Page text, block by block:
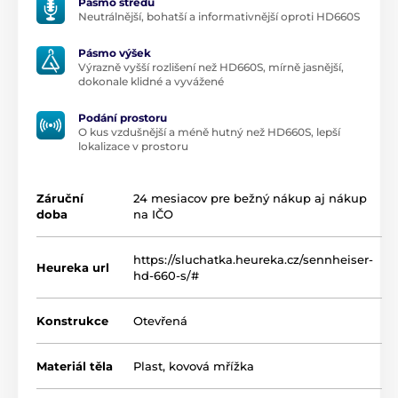
upravenéproudění vzduchukolem měniče posiluje
ocelovou fólií vyztužený okraj membrány (nižší
zkreslení nechtěnými vibracemi)
ultra-lehká
pohybu lehké lehčí membrány)
dva kvalitní odpojitelnéOFC kabelyv balení (180
cm, Jack 6.3 a Jack 4.4 mm)
semišové náušníky
s minimálním
přítlakem
MADE IN IRELAND
Neutrálnější, bohatší a informativnější oproti HD660S
Pásmo výšek
Výrazně vyšší rozlišení než HD660S, mírně jasnější,
dokonale klidné a vyvážené
Podání prostoru
O kus vzdušnější a méně hutný než HD660S, lepší
lokalizace v prostoru
Záruční
doba
24 mesiacov pre bežný nákup aj nákup
na IČO
Heureka url
https://sluchatka.heureka.cz/sennheiser-
hd-660-s/#
Konstrukce Otevřená
Materiál těla Plast, kovová mřížka